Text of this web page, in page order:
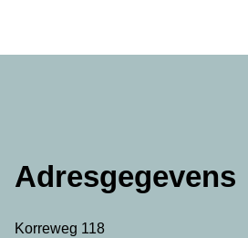
Adresgegevens
Korreweg 118